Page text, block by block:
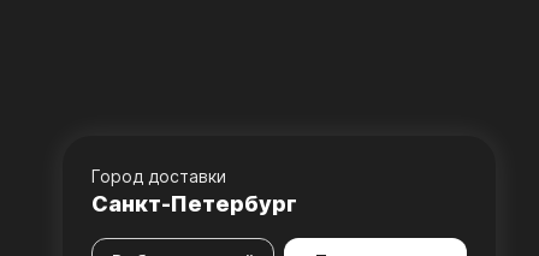
Город доставки
Санкт-Петербург